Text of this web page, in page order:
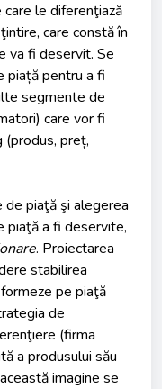
le diferenţiază
care constă în
va fi deservit. Se
piață pentru a fi
segmente de
care vor fi
preț,
piaţă şi alegerea
piaţă a fi deservite,
. Proiectarea
stabilirea
pe piaţă
de
(firma
a produsului său
imagine se